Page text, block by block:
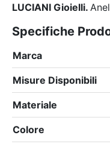
LUCIANI Gioielli.
Specifiche
Marca
Misure Disponibili
Materiale
Colore